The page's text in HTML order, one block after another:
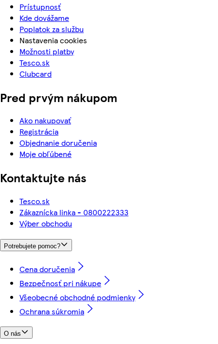
Prístupnosť
Kde dovážame
Poplatok za službu
Nastavenia cookies
Možnosti platby
Tesco.sk
Clubcard
Pred prvým nákupom
Ako nakupovať
Registrácia
Objednanie doručenia
Moje obľúbené
Kontaktujte nás
Tesco.sk
Zákaznícka linka - 0800222333
Výber obchodu
Potrebujete pomoc?
Cena doručenia
Bezpečnosť pri nákupe
Všeobecné obchodné podmienky
Ochrana súkromia
O nás